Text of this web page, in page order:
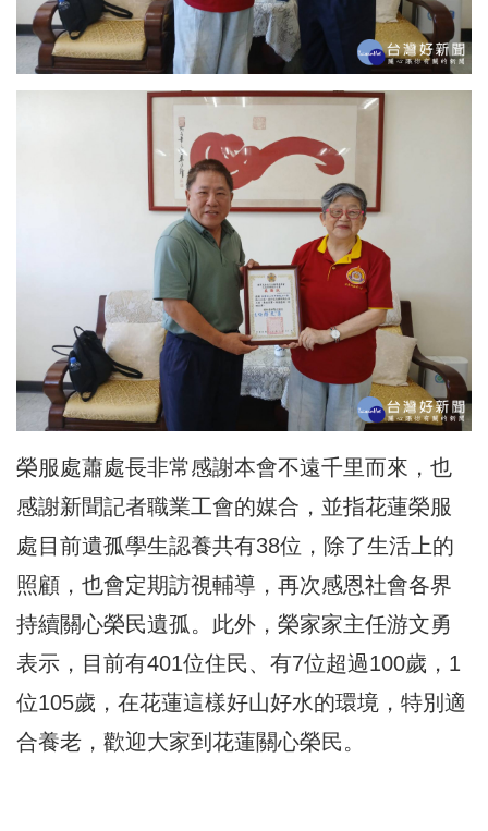
榮服處蕭處長非常感謝本會不遠千里而來，也
感謝新聞記者職業工會的媒合，並指花蓮榮服
處目前遺孤學生認養共有38位，除了生活上的
照顧，也會定期訪視輔導，再次感恩社會各界
持續關心榮民遺孤。此外，榮家家主任游文勇
表示，目前有401位住民、有7位超過100歲，1
位105歲，在花蓮這樣好山好水的環境，特別適
合養老，歡迎大家到花蓮關心榮民。